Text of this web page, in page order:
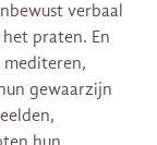
verbaal
praten. En
mediteren,
gewaarzijn